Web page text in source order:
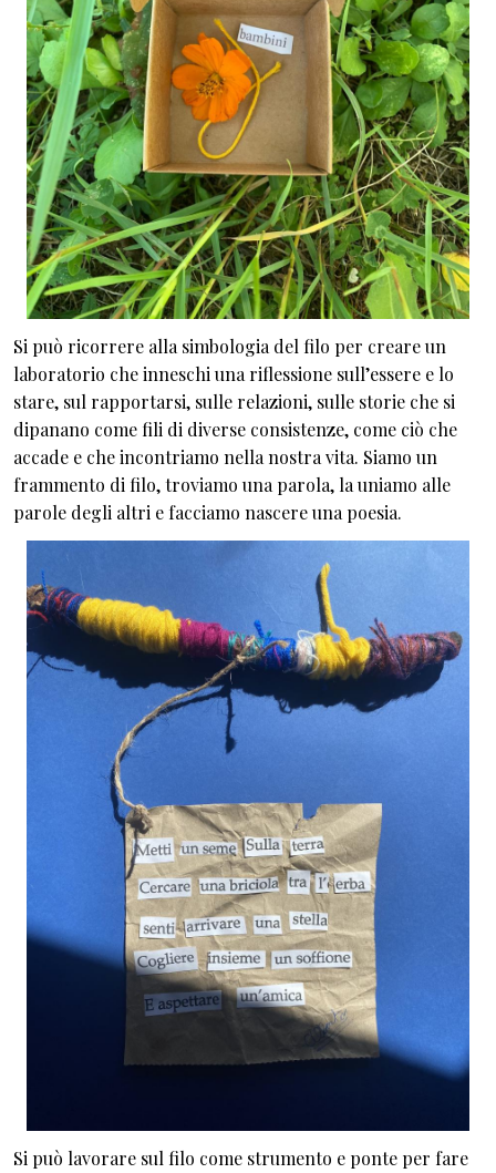
Si può ricorrere alla simbologia del filo per creare un
laboratorio che inneschi una riflessione sull’essere e lo
stare, sul rapportarsi, sulle relazioni, sulle storie che si
dipanano come fili di diverse consistenze, come ciò che
accade e che incontriamo nella nostra vita. Siamo un
frammento di filo, troviamo una parola, la uniamo alle
parole degli altri e facciamo nascere una poesia.
Si può lavorare sul filo come strumento e ponte per fare